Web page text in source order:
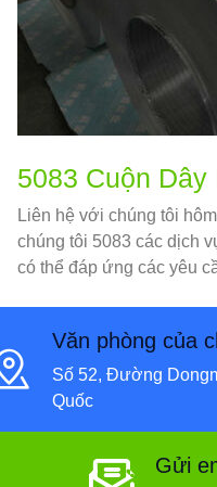
5083 Cuộn Dây
Liên hệ với chúng tôi
chúng tôi 5083 các dịch
có thể đáp ứng các yêu
Văn phòng của
Số 52, Đường
Quốc
Gửi